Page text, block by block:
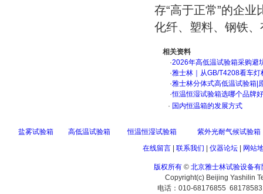
存“高于正常”的企
化纤、塑料、钢铁
相关资料
·2026年高低温试验箱采购
·雅士林｜从GB/T4208看车
·雅士林分体式高低温试验箱|
·恒温恒湿试验箱选哪个品牌
· 国内恒温箱的发展方式
盐雾试验箱 高低温试验箱 恒温恒湿试验箱
紫外光耐气候试验箱
在线留言| 联系我们 仪器论坛| 网站
版权所有 © 北京雅士林试验设备有
Copyright(c) Beijing Yashilin
电话：010-68176855